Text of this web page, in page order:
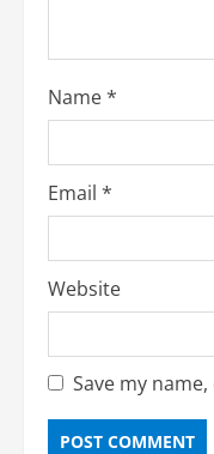
Name*
Email *
Website
Save my